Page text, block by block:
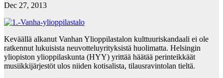
Dec 27, 2013
Keväällä alkanut Vanhan Ylioppilastalon kulttuuriskandaali ei ole
ratkennut lukuisista neuvotteluyrityksistä huolimatta. Helsingin
yliopiston ylioppilaskunta (HYY) yrittää häätää perinteikkäät
musiikkijärjestöt ulos niiden kotisalista, tilausravintolan tieltä.